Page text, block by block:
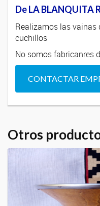
De LA BLANQUITA
Realizamos las vainas
cuchillos
No somos fabricanres
CONTACTAR
Otros